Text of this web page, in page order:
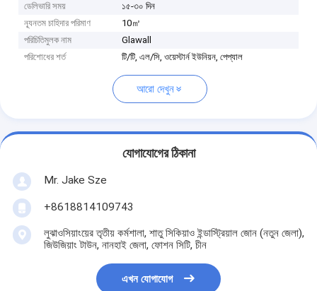
ডেলিভারি সময়
১৫-৩০ দিন
ন্যূনতম চাহিদার পরিমাণ
10㎡
পরিচিতিমুলক নাম
Glawall
পরিশোধের শর্ত
টি/টি, এল/সি, ওয়েস্টার্ন ইউনিয়ন, পেপ্যাল
আরো দেখুন
যোগাযোগের ঠিকানা
Mr. Jake Sze
+8618814109743
লুঝাওসিয়াংয়ের তৃতীয় কর্মশালা, শাতু সিকিয়াও ইন্ডাস্ট্রিয়াল জোন (নতুন জেলা),
জিউজিয়াং টাউন, নানহাই জেলা, ফোশন সিটি, চীন
এখন যোগাযোগ